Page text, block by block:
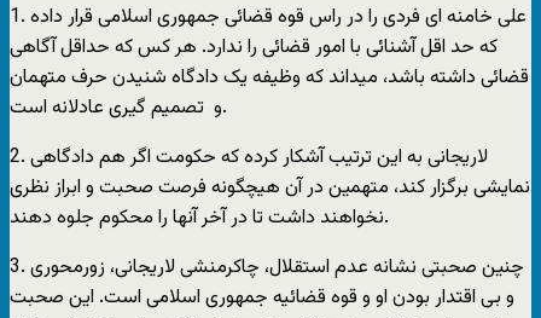
1. علی خامنه ای فردی را در راس قوه قضائی جمهوری اسلامی قرار داده
که حد اقل آشنائی با امور قضائی را ندارد. هر کس که حداقل آگاهی
قضائی داشته باشد، میداند که وظیفه یک دادگاه شنیدن حرف متهمان
و تصمیم گیری عادلانه است.
2. لاریجانی به این ترتیب آشکار کرده که حکومت اگر هم دادگاهی
نمایشی برگزار کند، متهمین در آن هیچگونه فرصت صحبت و ابراز نظری
نخواهند داشت تا در آخر آنها را محکوم جلوه دهند.
3. چنین صحبتی نشانه عدم استقلال، چاکرمنشی لاریجانی، زورمحوری
و بی اقتدار بودن او و قوه قضائیه جمهوری اسلامی است. این صحبت